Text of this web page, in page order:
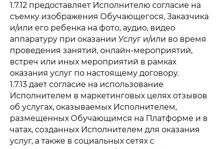
1.7.12 предоставляет Исполнителю согласие на
съемку изображения Обучающегося, Заказчика
и/или его ребенка на фото, аудио, видео
аппаратуру при оказании Услуг и/или во время
проведения занятий, онлайн-мероприятий,
встреч или иных мероприятий в рамках
оказания услуг по настоящему договору.
1.7.13 дает согласие на использование
Исполнителем в маркетинговых целях отзывов
об услугах, оказываемых Исполнителем,
размещенных Обучающимся на Платформе и в
чатах, созданных Исполнителем для оказания
услуг, а также в социальных сетях с